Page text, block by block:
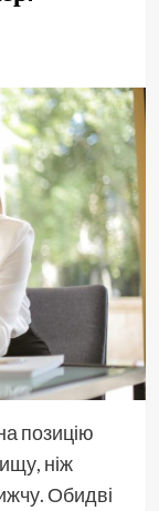
позицію
ніж
Обидві